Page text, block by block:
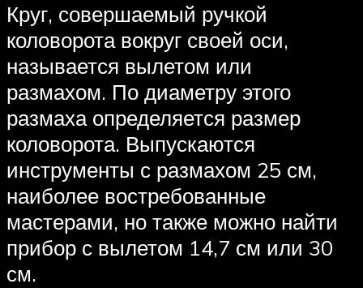
Круг, совершаемый ручкой
коловорота вокруг своей оси,
называется вылетом или
размахом. По диаметру этого
размаха определяется размер
коловорота. Выпускаются
инструменты с размахом 25 см,
наиболее востребованные
мастерами, но также можно найти
прибор с вылетом 14,7 см или 30
см.